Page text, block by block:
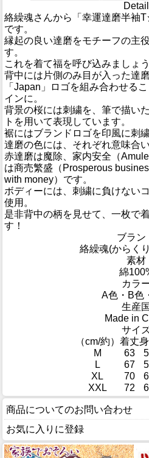
Detail
絡繰魂さんから「幸運達磨半袖
です。
縁起の良い達磨をモチーフの主
す。
これを着て福を呼び込みましょう
背中には片側のみ目が入った達
「Japan」ロゴを組み合わせる
インに。
背景の桜には刺繍を、筆で描い
トを用いて表現しています。
裾にはブランドロゴを印風に刺繍
達磨の色には、それぞれ意味合
赤達磨は魔除、家内安全（
は商売繁盛（Prosperous
with money）です。
ボディーには、刺繍に負けない
使用。
是非背中の柄を見せて、一枚で
す！
ブラン
絡繰魂(からく
素材
綿
カラ
A色・B色
生産国
Made in
サイ
（cm/約） 着丈
M
63
L
67
XL
70
XXL
72
商品についてのお問い合わせ
お気に入りに登録